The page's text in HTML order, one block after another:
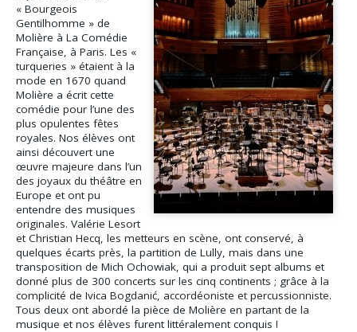
« Bourgeois
Gentilhomme » de
Molière à La Comédie
Française, à Paris. Les «
turqueries » étaient à la
mode en 1670 quand
Molière a écrit cette
comédie pour l’une des
plus opulentes fêtes
royales. Nos élèves ont
ainsi découvert une
œuvre majeure dans l’un
des joyaux du théâtre en
Europe et ont pu
entendre des musiques
originales. Valérie Lesort
et Christian Hecq, les metteurs en scène, ont conservé, à
quelques écarts près, la partition de Lully, mais dans une
transposition de Mich Ochowiak, qui a produit sept albums et
donné plus de 300 concerts sur les cinq continents ; grâce à la
complicité de Ivica Bogdanić, accordéoniste et percussionniste.
Tous deux ont abordé la pièce de Molière en partant de la
musique et nos élèves furent littéralement conquis !